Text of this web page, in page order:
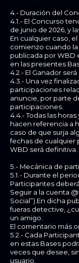
4.- Duración del
4.1.- El Concurso
de junio de 2026, y
En cualquier caso,
comienzo cuando
publicada por WBD
en las presentes
4.2.- El Ganador
4.3.- Una vez
participaciones
anuncie, por parte
participaciones.
4.4.- Todas las
hacen referencia a
caso de que surja
fechas de cualquier
WBD será definitiva.
5.- Mecánica de
5.1.- Durante el
Participantes
Seguir a la cuenta
Social”).En dicha
fueras detective,
un amigo.
El comentario más
5.2.- Cada
en estas Bases
veces que desee,
usuario.